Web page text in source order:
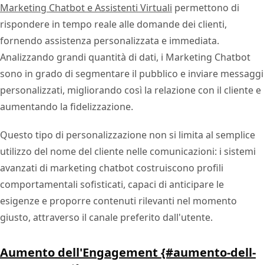
Marketing Chatbot e Assistenti Virtuali permettono di
rispondere in tempo reale alle domande dei clienti,
fornendo assistenza personalizzata e immediata.
Analizzando grandi quantità di dati, i Marketing Chatbot
sono in grado di segmentare il pubblico e inviare messaggi
personalizzati, migliorando così la relazione con il cliente e
aumentando la fidelizzazione.
Questo tipo di personalizzazione non si limita al semplice
utilizzo del nome del cliente nelle comunicazioni: i sistemi
avanzati di marketing chatbot costruiscono profili
comportamentali sofisticati, capaci di anticipare le
esigenze e proporre contenuti rilevanti nel momento
giusto, attraverso il canale preferito dall'utente.
Aumento dell'Engagement {#aumento-dell-